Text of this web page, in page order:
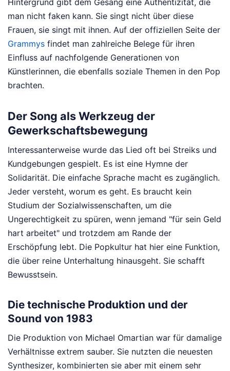
man nicht faken kann. Sie singt nicht über diese
Frauen, sie singt mit ihnen. Auf der offiziellen Seite der
Grammys findet man zahlreiche Belege für ihren
Einfluss auf nachfolgende Generationen von
Künstlerinnen, die ebenfalls soziale Themen in den Pop
brachten.
Der Song als Werkzeug der
Gewerkschaftsbewegung
Interessanterweise wurde das Lied oft bei Streiks und
Kundgebungen gespielt. Es ist eine Hymne der
Solidarität. Die einfache Sprache macht es zugänglich.
Jeder versteht, worum es geht. Es braucht kein
Studium der Sozialwissenschaften, um die
Ungerechtigkeit zu spüren, wenn jemand "für sein Geld
hart arbeitet" und trotzdem am Rande der
Erschöpfung lebt. Die Popkultur hat hier eine Funktion,
die über reine Unterhaltung hinausgeht. Sie schafft
Bewusstsein.
Die technische Produktion und der
Sound von 1983
Die Produktion von Michael Omartian war für damalige
Verhältnisse extrem sauber. Sie nutzten die neuesten
Synthesizer, kombinierten sie aber mit einem sehr